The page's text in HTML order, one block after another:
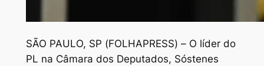
SÃO PAULO, SP (FOLHAPRESS) – O líder do
PL na Câmara dos Deputados, Sóstenes